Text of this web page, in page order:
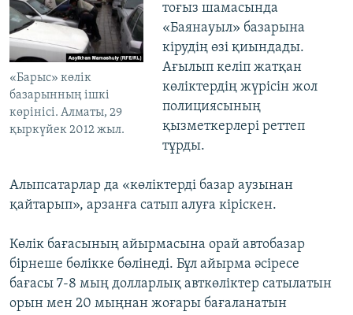
«Барыс» көлiк
базарынның ішкі
көрінісі. Алматы, 29
қыркүйек 2012 жыл.
тоғыз шамасында
«Баянауыл» базарына
кірудің өзі қиындады.
Ағылып келіп жатқан
көліктердің жүрісін жол
полициясының
қызметкерлері реттеп
тұрды.
Алыпсатарлар да «көліктерді базар аузынан
қайтарып», арзанға сатып алуға кіріскен.
Көлік бағасының айырмасына орай автобазар
бірнеше бөлікке бөлінеді. Бұл айырма әсіресе
бағасы 7-8 мың долларлық авткөліктер сатылатын
орын мен 20 мыңнан жоғары бағаланатын